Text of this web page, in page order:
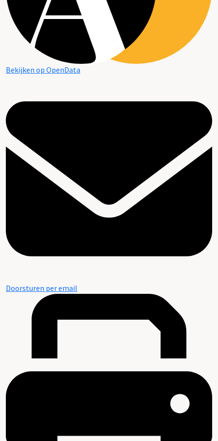
Bekijken op OpenData
Doorsturen per email